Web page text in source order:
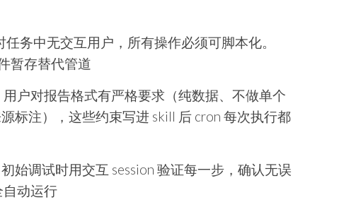
任务中无交互用户，所有操作必须可脚本化。
暂存替代管道
用户对报告格式有严格要求（纯数据、不做单个
标注），这些约束写进 skill 后 cron 每次执行都
初始调试时用交互 session 验证每一步，确认无误
自动运行